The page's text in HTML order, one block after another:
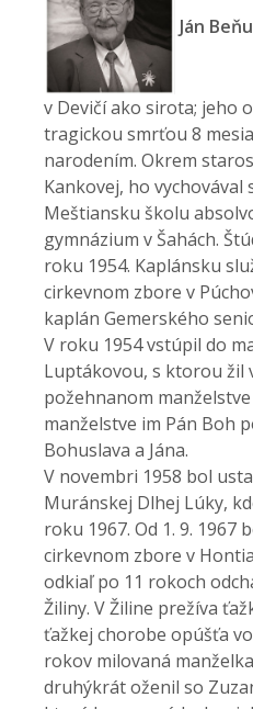
Ján
v Devičí ako sirota; jeho
tragickou smrťou 8
narodením. Okrem
Kankovej, ho vychovával
Meštiansku školu
gymnázium v Šahách.
roku 1954. Kaplánsku
cirkevnom zbore v
kaplán Gemerského
V roku 1954 vstúpil do
Luptákovou, s ktorou žil
požehnanom
manželstve im Pán Boh
Bohuslava a Jána.
V novembri 1958 bol
Muránskej Dlhej Lúky,
roku 1967. Od 1. 9.
cirkevnom zbore v
odkiaľ po 11 rokoch
Žiliny. V Žiline prežíva
ťažkej chorobe opúšťa
rokov milovaná
druhýkrát oženil so